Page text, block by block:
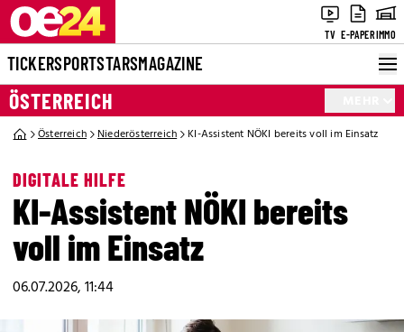
TV E-PAPERIMMO
TICKERSPORTSTARSMAGAZINE
ÖSTERREICH
Österreich Niederösterreich KI-Assistent NÖKI bereits voll im Einsatz
DIGITALE HILFE
KI-Assistent NÖKI bereits
voll im Einsatz
06.07.2026, 11:44